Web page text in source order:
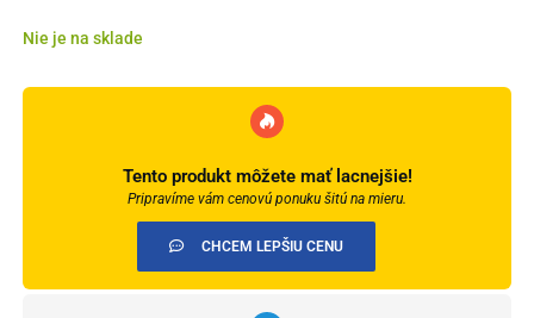
Nie je na sklade
Tento produkt môžete mať lacnejšie!
Pripravíme vám cenovú ponuku šitú na mieru.
CHCEM LEPŠIU CENU